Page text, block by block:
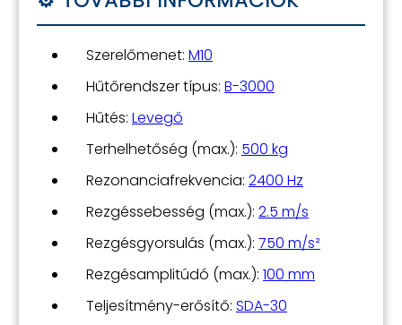
Szerelőmenet: M10
Hűtőrendszer típus: B-3000
Hűtés: Levegő
Terhelhetőség (max.): 500 kg
Rezonanciafrekvencia: 2400 Hz
Rezgéssebesség (max.): 2.5 m/s
Rezgésgyorsulás (max.): 750 m/s²
Rezgésamplitúdó (max.): 100 mm
Teljesítmény-erősítő: SDA-30